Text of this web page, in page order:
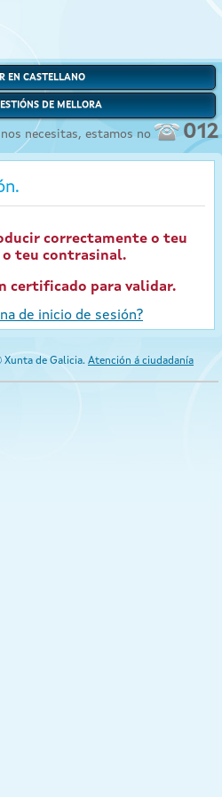
EN CASTELLANO
DE MELLORA
nos necesitas, estamos no 012
correctamente o teu
o teu contrasinal.
certificado para validar.
de inicio de sesión?
Xunta de Galicia. Atención á ciudadanía